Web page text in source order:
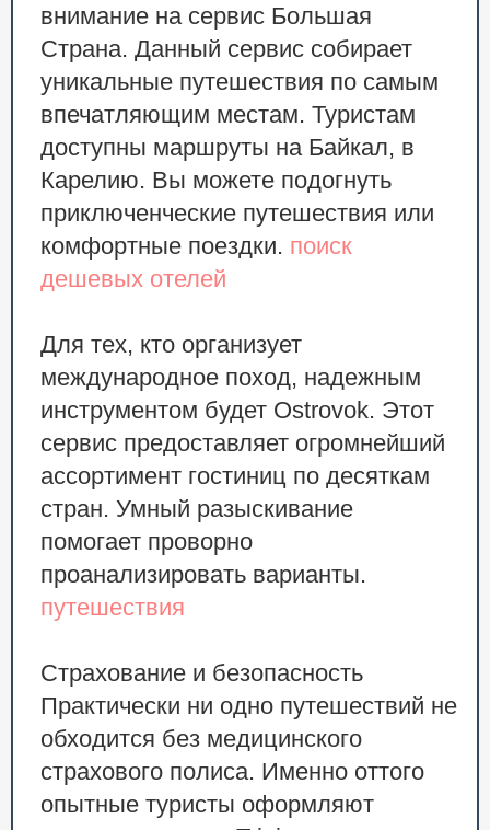
внимание на сервис Большая
Страна. Данный сервис собирает
уникальные путешествия по самым
впечатляющим местам. Туристам
доступны маршруты на Байкал, в
Карелию. Вы можете подогнуть
приключенческие путешествия или
комфортные поездки. поиск
дешевых отелей
Для тех, кто организует
международное поход, надежным
инструментом будет Ostrovok. Этот
сервис предоставляет огромнейший
ассортимент гостиниц по десяткам
стран. Умный разыскивание
помогает проворно
проанализировать варианты.
путешествия
Страхование и безопасность
Практически ни одно путешествий не
обходится без медицинского
страхового полиса. Именно оттого
опытные туристы оформляют